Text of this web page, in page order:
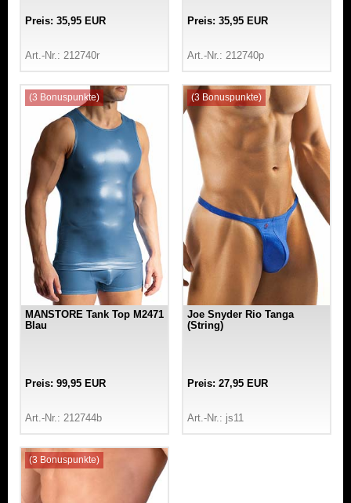
Preis: 35,95 EUR
Art.-Nr.: 212740r
Preis: 35,95 EUR
Art.-Nr.: 212740p
(3 Bonuspunkte)
MANSTORE Tank Top M2471
Blau
Preis: 99,95 EUR
Art.-Nr.: 212744b
(3 Bonuspunkte)
Joe Snyder Rio Tanga
(String)
Preis: 27,95 EUR
Art.-Nr.: js11
(3 Bonuspunkte)